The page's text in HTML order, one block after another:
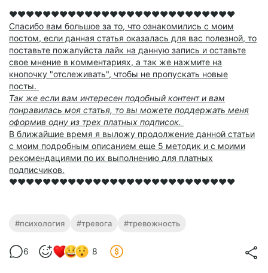
❤️❤️❤️❤️❤️❤️❤️❤️❤️❤️❤️❤️❤️❤️❤️❤️❤️❤️❤️❤️❤️❤️❤️❤️❤️❤️❤️
Спасибо вам большое за то, что ознакомились с моим
постом, если данная статья оказалась для вас полезной, то
поставьте пожалуйста лайк на данную запись и оставьте
свое мнение в комментариях, а так же нажмите на
кнопочку "отслеживать", чтобы не пропускать новые
посты.
Так же если вам интересен подобный контент и вам
понравилась моя статья, то вы можете поддержать меня
оформив одну из трех платных подписок.
В ближайшие время я выложу продолжение данной статьи
с моим подробным описанием еще 5 методик и с моими
рекомендациями по их выполнению для платных
подписчиков.
❤️❤️❤️❤️❤️❤️❤️❤️❤️❤️❤️❤️❤️❤️❤️❤️❤️❤️❤️❤️❤️❤️❤️❤️❤️❤️❤️
#психология #тревога #тревожность
6 8